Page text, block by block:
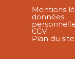
Mentions
données
CGV
Plan du site